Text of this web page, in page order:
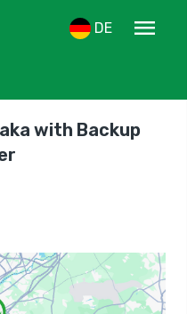
DE
menu
with Backup